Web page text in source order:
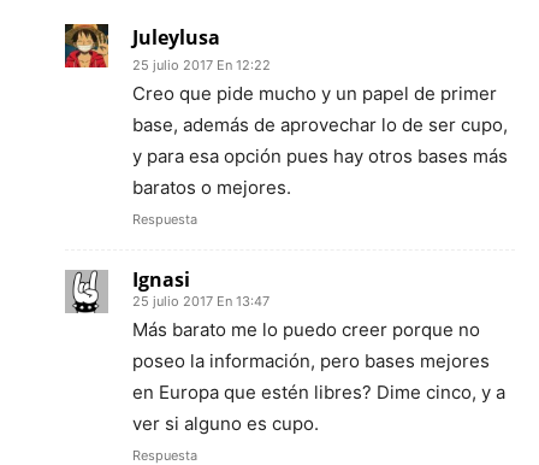
Juleylusa
25 julio 2017 En 12:22
Creo que pide mucho y un papel de primer
base, además de aprovechar lo de ser cupo,
y para esa opción pues hay otros bases más
baratos o mejores.
Respuesta
Ignasi
25 julio 2017 En 13:47
Más barato me lo puedo creer porque no
poseo la información, pero bases mejores
en Europa que estén libres? Dime cinco, y a
ver si alguno es cupo.
Respuesta